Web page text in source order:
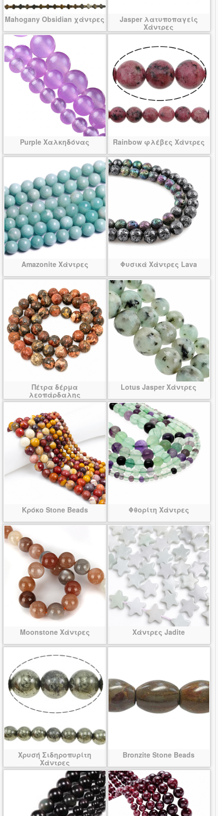
Mahogany Obsidian χάντρες
Jasper λατυποπαγείς
Χάντρες
Purple Χαλκηδόνας Rainbow φλέβες Χάντρες
Amazonite Χάντρες Φυσικά Χάντρες Lava
Πέτρα δέρμα
λεοπάρδαλης
Lotus Jasper Χάντρες
Κρόκο Stone Beads Φθορίτη Χάντρες
Moonstone Χάντρες Χάντρες Jadite
Χρυσή Σιδηροπυρίτη
Χάντρες
Bronzite Stone Beads